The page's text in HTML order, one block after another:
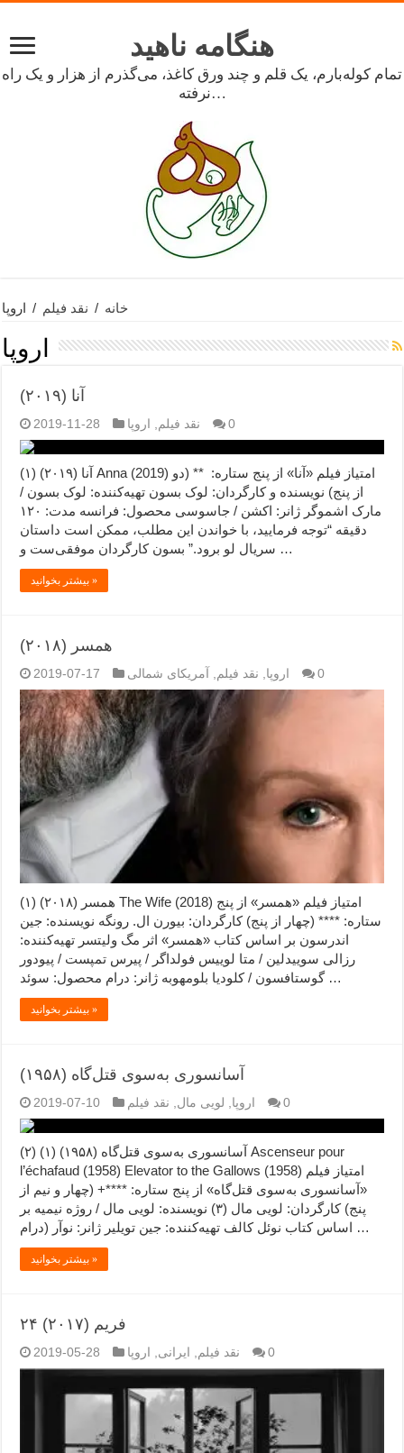
هنگامه ناهید
تمام کوله‌بارم، یک قلم و چند ورق کاغذ، می‌گذرم از هزار و یک راه
نرفته…
خانه / نقد فیلم / اروپا
اروپا
آنا (۲۰۱۹)
2019-11-28 نقد فیلم اروپا 0
آنا (۲۰۱۹) (۱) Anna (2019) امتیاز فیلم «آنا» از پنج ستاره: ** (دو
از پنج) نویسنده و کارگردان: لوک بسون تهیه‌کننده: لوک بسون /
مارک اشموگر ژانر: اکشن / جاسوسی محصول: فرانسه مدت: ۱۲۰
دقیقه “توجه فرمایید،‌ با خواندن این مطلب، ممکن است داستان
سریال لو برود.” بسون کارگردان موفقی‌ست و …
بیشتر بخوانید »
همسر (۲۰۱۸)
2019-07-17 اروپا نقد فیلم آمریکای شمالی 0
همسر (۲۰۱۸) (۱) The Wife (2018) امتیاز فیلم «همسر» از پنج
ستاره: **** (چهار از پنج) کارگردان: بیورن ال. رونگه نویسنده: جین
اندرسون بر اساس کتاب «همسر» اثر مگ ولیتسر تهیه‌کننده:
رزالی سوییدلین / متا لوییس فولداگر / پیرس تمپست / پیودور
گوستافسون / کلودیا بلومهوبه ژانر: درام محصول: سوئد …
بیشتر بخوانید »
آسانسوری به‌سوی قتل‌گاه (۱۹۵۸)
2019-07-10 اروپا لویی مال نقد فیلم 0
آسانسوری به‌سوی قتل‌گاه (۱۹۵۸) (۱) (۲) Ascenseur pour
l’échafaud (1958) Elevator to the Gallows (1958) امتیاز فیلم
«آسانسوری به‌سوی قتل‌گاه» از پنج ستاره: ****+ (چهار و نیم از
پنج) کارگردان: لویی مال (۳) نویسنده: لویی مال / روژه نیمیه بر
اساس کتاب نوئل کالف تهیه‌کننده: جین تویلیر ژانر: نوآر (درام …
بیشتر بخوانید »
۲۴ فریم (۲۰۱۷)
2019-05-28 نقد فیلم ایرانی اروپا 0